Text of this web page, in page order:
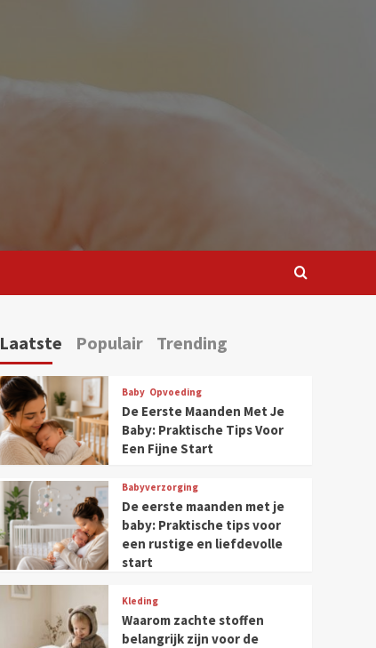
Laatste Populair Trending
Baby Opvoeding
De Eerste Maanden Met Je
Baby: Praktische Tips Voor
Een Fijne Start
Babyverzorging
De eerste maanden met je
baby: Praktische tips voor
een rustige en liefdevolle
start
Kleding
Waarom zachte stoffen
belangrijk zijn voor de